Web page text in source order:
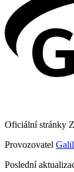
Oficiální stránky
Provozovatel
Poslední